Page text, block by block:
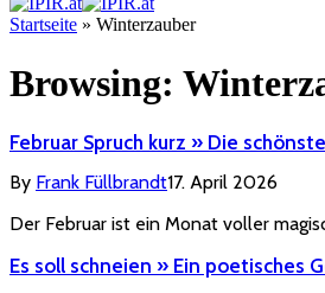
Startseite » Winterzauber
Browsing:
Februar Spruch kurz » Die
By Frank Füllbrandt17. April 2026
Der Februar ist ein Monat voller
Es soll schneien » Ein poetisches